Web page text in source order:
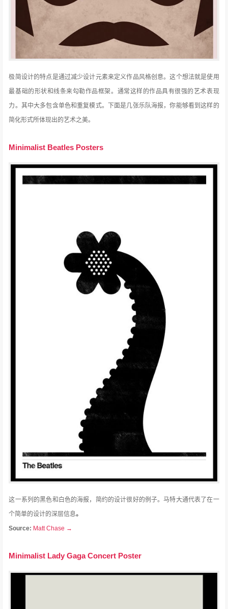
极简设计的特点是通过减少设计元素来定义作品风格创意。这个想法就是使用
最基础的形状和线条来勾勒作品框架。通常这样的作品具有很强的艺术表现
力。其中大多包含单色和重复模式。下面是几张乐队海报，你能够看到这样的
简化形式所体现出的艺术之美。
Minimalist Beatles Posters
这一系列的黑色和白色的海报，简约的设计很好的例子。马特大通代表了在一
个简单的设计的深层信息。
Source: Matt Chase →
Minimalist Lady Gaga Concert Poster